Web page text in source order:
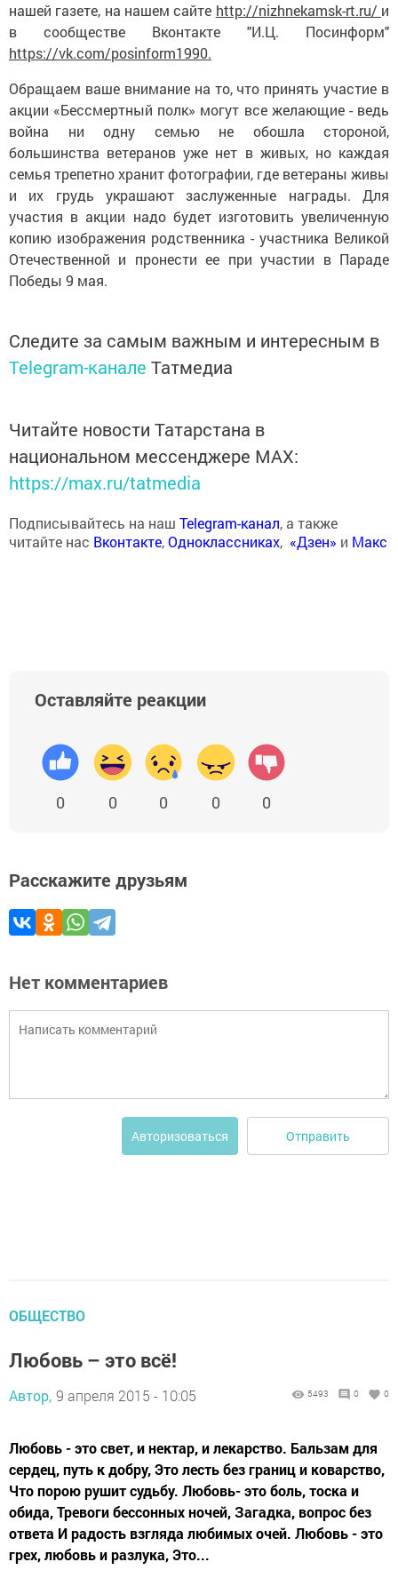
нашей газете, на нашем сайте http://nizhnekamsk-rt.ru/ и
в сообществе Вконтакте "И.Ц. Посинформ"
https://vk.com/posinform1990.
Обращаем ваше внимание на то, что принять участие в
акции «Бессмертный полк» могут все желающие - ведь
война ни одну семью не обошла стороной,
большинства ветеранов уже нет в живых, но каждая
семья трепетно хранит фотографии, где ветераны живы
и их грудь украшают заслуженные награды. Для
участия в акции надо будет изготовить увеличенную
копию изображения родственника - участника Великой
Отечественной и пронести ее при участии в Параде
Победы 9 мая.
Следите за самым важным и интересным в
Telegram-канале Татмедиа
Читайте новости Татарстана в
национальном мессенджере MАХ:
https://max.ru/tatmedia
Подписывайтесь на наш Telegram-канал, а также
читайте нас Вконтакте,Одноклассниках, «Дзен» и Макс
Оставляйте реакции
0 0 0 0 0
Расскажите друзьям
Нет комментариев
Авторизоваться Отправить
ОБЩЕСТВО
Любовь – это всё!
Автор, 9 апреля 2015 - 10:05 5493 0 0
Любовь - это свет, и нектар, и лекарство. Бальзам для
сердец, путь к добру, Это лесть без границ и коварство,
Что порою рушит судьбу. Любовь- это боль, тоска и
обида, Тревоги бессонных ночей, Загадка, вопрос без
ответа И радость взгляда любимых очей. Любовь - это
грех, любовь и разлука, Это...